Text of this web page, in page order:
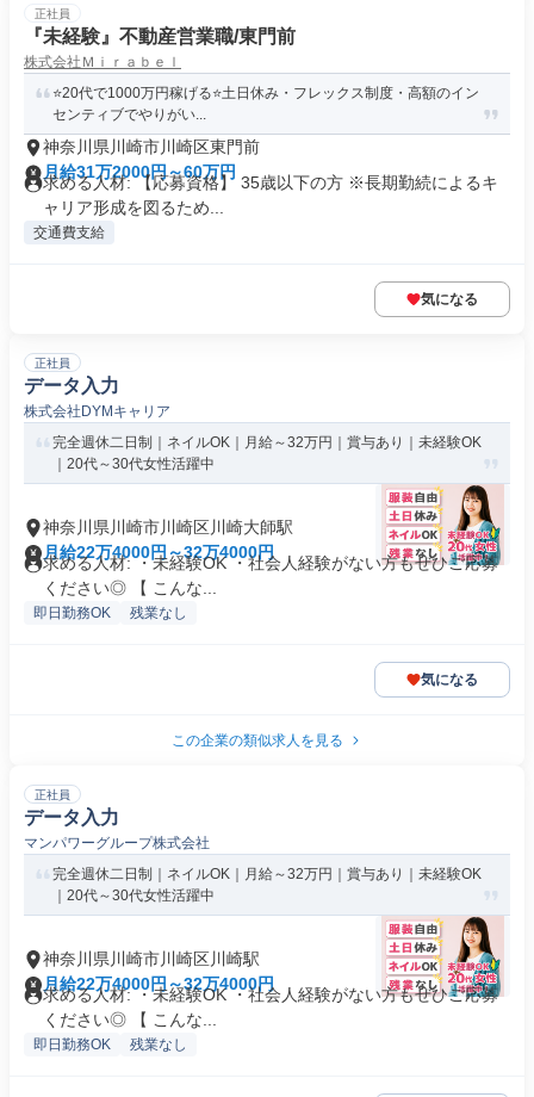
正社員
『未経験』不動産営業職/東門前
株式会社Ｍｉｒａｂｅｌ
⭐️20代で1000万円稼げる⭐️土日休み・フレックス制度・高額のイン
センティブでやりがい...
神奈川県川崎市川崎区東門前
月給31万2000円～60万円
求める人材: 【応募資格】 35歳以下の方 ※長期勤続によるキ
ャリア形成を図るため...
交通費支給
気になる
正社員
データ入力
株式会社DYMキャリア
完全週休二日制｜ネイルOK｜月給～32万円｜賞与あり｜未経験OK
｜20代～30代女性活躍中
神奈川県川崎市川崎区川崎大師駅
月給22万4000円～32万4000円
求める人材: ・未経験OK ・社会人経験がない方もぜひご応募
ください◎ 【 こんな...
即日勤務OK 残業なし
気になる
この企業の類似求人を見る
正社員
データ入力
マンパワーグループ株式会社
完全週休二日制｜ネイルOK｜月給～32万円｜賞与あり｜未経験OK
｜20代～30代女性活躍中
神奈川県川崎市川崎区川崎駅
月給22万4000円～32万4000円
求める人材: ・未経験OK ・社会人経験がない方もぜひご応募
ください◎ 【 こんな...
即日勤務OK 残業なし